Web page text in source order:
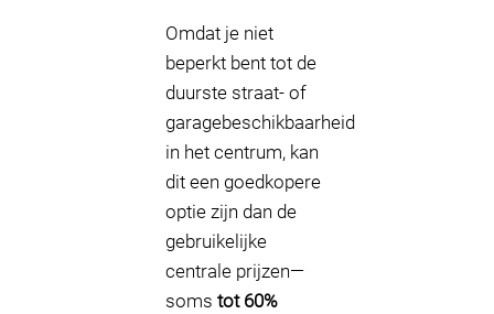
Omdat je niet
beperkt bent tot de
duurste straat- of
garagebeschikbaarheid
in het centrum, kan
dit een goedkopere
optie zijn dan de
gebruikelijke
centrale prijzen—
soms tot 60%